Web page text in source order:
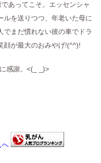
あってこそ。エッセンシャ
ルを送りつつ、年老いた母に
でまだ慣れない彼の車でドラ
顔が最大のおみやげ!(^^)!
感謝。<(_ _)>